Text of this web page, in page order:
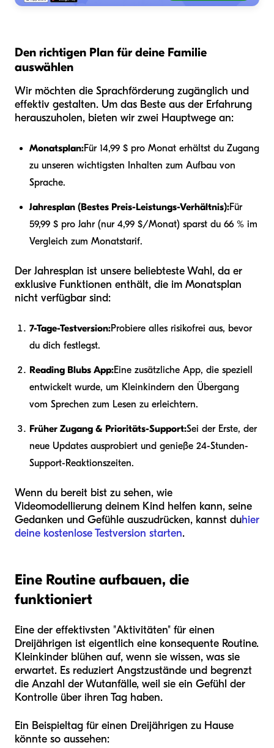
Den richtigen Plan für deine Familie
auswählen
Wir möchten die Sprachförderung zugänglich und
effektiv gestalten. Um das Beste aus der Erfahrung
herauszuholen, bieten wir zwei Hauptwege an:
Monatsplan:Für 14,99 $ pro Monat erhältst du Zugang
zu unseren wichtigsten Inhalten zum Aufbau von
Sprache.
Jahresplan (Bestes Preis-Leistungs-Verhältnis):Für
59,99 $ pro Jahr (nur 4,99 $/Monat) sparst du 66 % im
Vergleich zum Monatstarif.
Der Jahresplan ist unsere beliebteste Wahl, da er
exklusive Funktionen enthält, die im Monatsplan
nicht verfügbar sind:
7-Tage-Testversion:Probiere alles risikofrei aus, bevor
du dich festlegst.
Reading Blubs App:Eine zusätzliche App, die speziell
entwickelt wurde, um Kleinkindern den Übergang
vom Sprechen zum Lesen zu erleichtern.
Früher Zugang & Prioritäts-Support:Sei der Erste, der
neue Updates ausprobiert und genieße 24-Stunden-
Support-Reaktionszeiten.
Wenn du bereit bist zu sehen, wie
Videomodellierung deinem Kind helfen kann, seine
Gedanken und Gefühle auszudrücken, kannst duhier
deine kostenlose Testversion starten.
Eine Routine aufbauen, die
funktioniert
Eine der effektivsten "Aktivitäten" für einen
Dreijährigen ist eigentlich eine konsequente Routine.
Kleinkinder blühen auf, wenn sie wissen, was sie
erwartet. Es reduziert Angstzustände und begrenzt
die Anzahl der Wutanfälle, weil sie ein Gefühl der
Kontrolle über ihren Tag haben.
Ein Beispieltag für einen Dreijährigen zu Hause
könnte so aussehen: